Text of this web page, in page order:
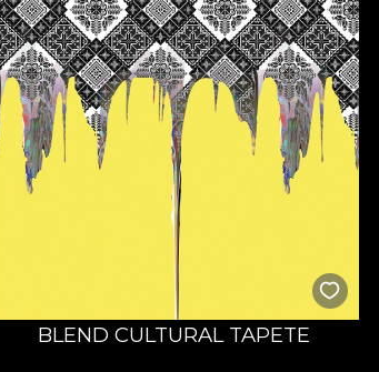
BLEND CULTURAL TAPETE